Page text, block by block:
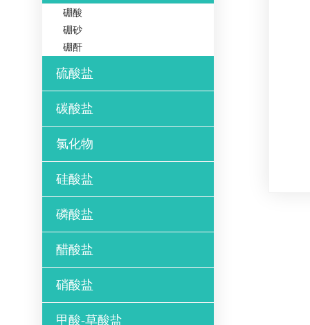
硼酸
硼砂
硼酐
硫酸盐
碳酸盐
氯化物
硅酸盐
磷酸盐
醋酸盐
硝酸盐
甲酸-草酸盐